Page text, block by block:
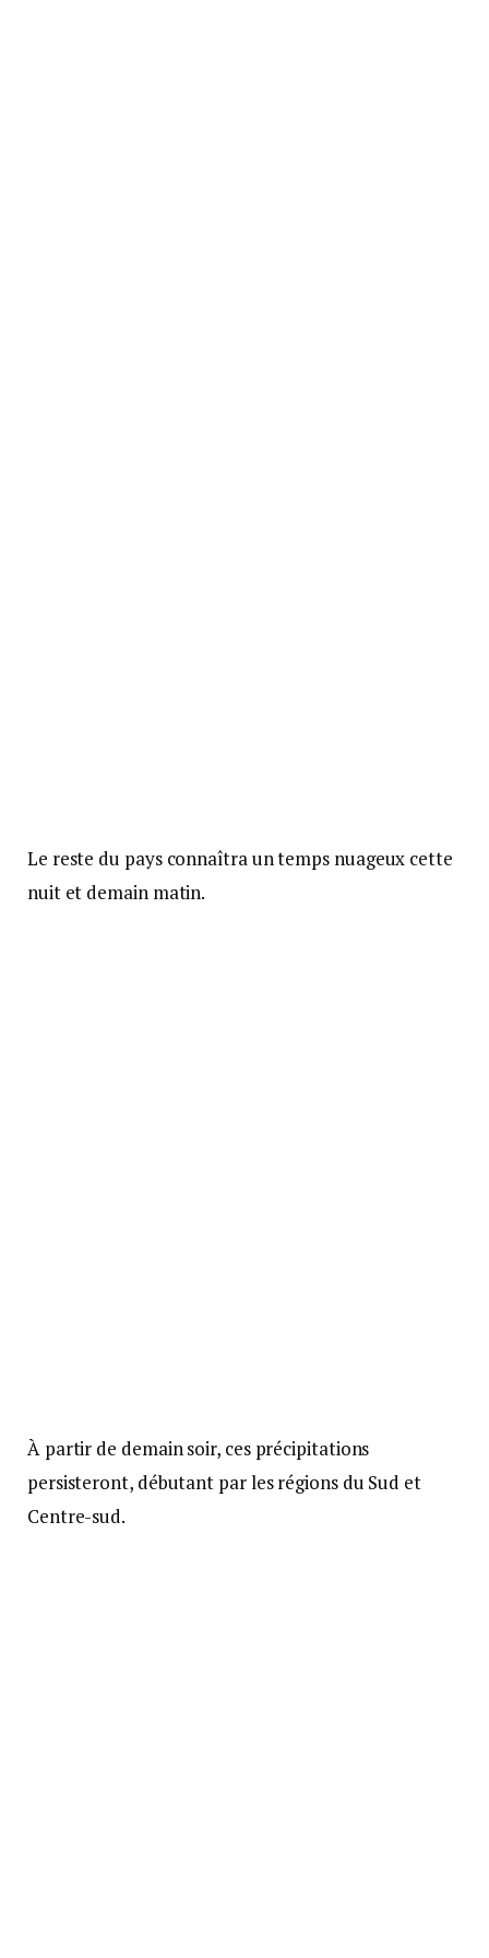
Le reste du pays connaîtra un temps nuageux cette
nuit et demain matin.
À partir de demain soir, ces précipitations
persisteront, débutant par les régions du Sud et
Centre-sud.